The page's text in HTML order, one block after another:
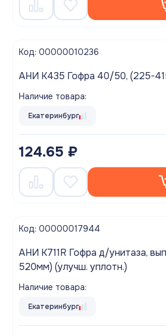
Код: 00000010236
АНИ K435 Гофра 40/50, (225-
Наличие товара:
Екатеринбург
124.65 ₽
Код: 00000017944
АНИ K711R Гофра д/унитаза,
520мм) (улучш. уплотн.)
Наличие товара:
Екатеринбург